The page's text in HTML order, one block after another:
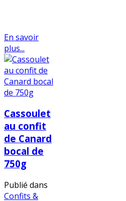
En savoir
plus...
Cassoulet
au confit
de Canard
bocal de
750g
Publié dans
Confits &